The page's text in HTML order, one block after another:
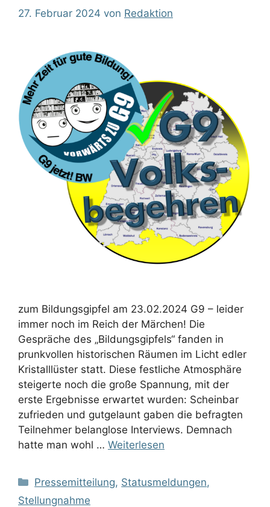
27. Februar 2024 von Redaktion
zum Bildungsgipfel am 23.02.2024 G9 – leider
immer noch im Reich der Märchen! Die
Gespräche des „Bildungsgipfels“ fanden in
prunkvollen historischen Räumen im Licht edler
Kristalllüster statt. Diese festliche Atmosphäre
steigerte noch die große Spannung, mit der
erste Ergebnisse erwartet wurden: Scheinbar
zufrieden und gutgelaunt gaben die befragten
Teilnehmer belanglose Interviews. Demnach
hatte man wohl … Weiterlesen
Kategorien
Pressemitteilung, Statusmeldungen,
Stellungnahme